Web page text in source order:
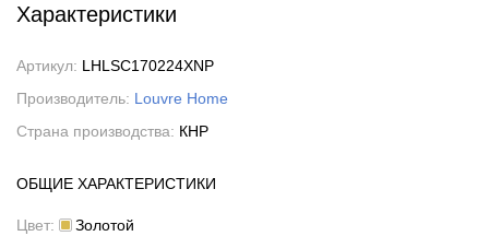
Характеристики
Артикул: LHLSC170224XNP
Производитель: Louvre Home
Страна производства: КНР
ОБЩИЕ ХАРАКТЕРИСТИКИ
Цвет:
Золотой